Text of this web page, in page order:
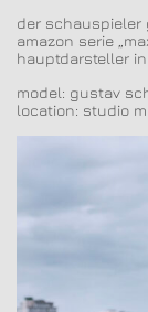
der schauspieler
amazon serie
hauptdarsteller
model: gustav
location: studio